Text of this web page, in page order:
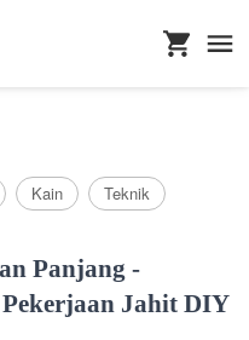
Kain Teknik
Panjang -
Jahit DIY